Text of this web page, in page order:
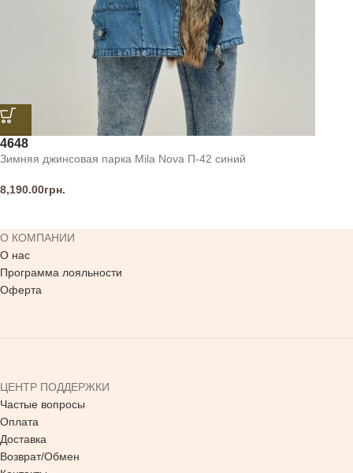
4648
Зимняя джинсовая парка Mila Nova П-42 синий
8,190.00грн.
О КОМПАНИИ
О нас
Программа лояльности
Оферта
ЦЕНТР ПОДДЕРЖКИ
Частые вопросы
Оплата
Доставка
Возврат/Обмен